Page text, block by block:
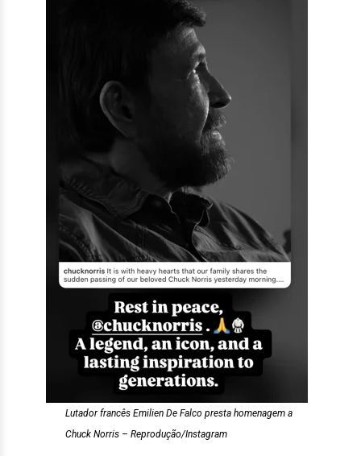
Lutador francês Emilien De Falco presta homenagem a
Chuck Norris – Reprodução/Instagram